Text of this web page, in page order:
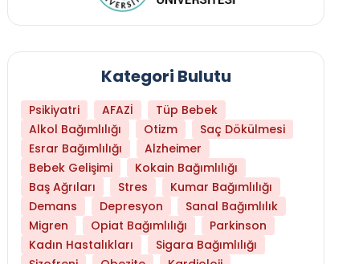
Daha Az Protein Tüketmek Yaşlanmayı
Kategori Bulutu
Psikiyatri AFAZİ
Tüp Bebek
Alkol Bağımlılığı
Otizm
Saç Dökülmesi
Esrar Bağımlılığı
Alzheimer
Bebek Gelişimi
Kokain Bağımlılığı
Baş Ağrıları
Stres
Kumar Bağımlılığı
Demans
Depresyon
Sanal Bağımlılık
Migren
Opiat Bağımlılığı
Parkinson
Kadın Hastalıkları
Sigara Bağımlılığı